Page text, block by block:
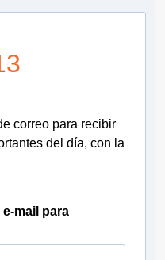
correo para recibir
del día, con la
mail para